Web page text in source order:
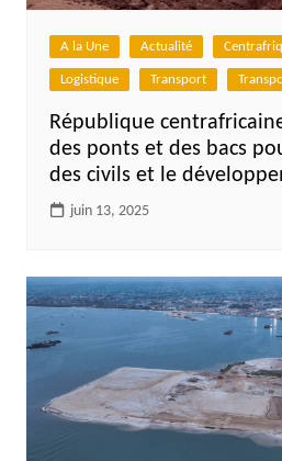
A la Une Actualité
Logistique Transport
République
des ponts et des bacs
des civils et le
juin 13, 2025